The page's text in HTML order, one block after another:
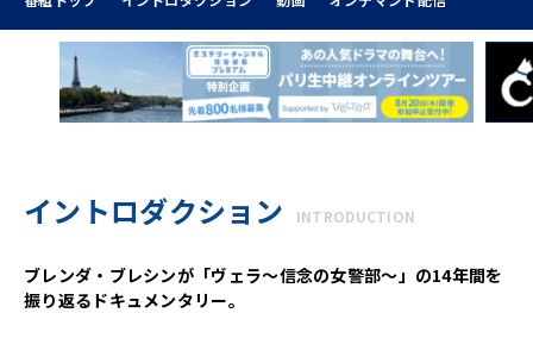
イントロダクション INTRODUCTION
ブレンダ・ブレシンが「ヴェラ～信念の女警部～」の14年間を
振り返るドキュメンタリー。